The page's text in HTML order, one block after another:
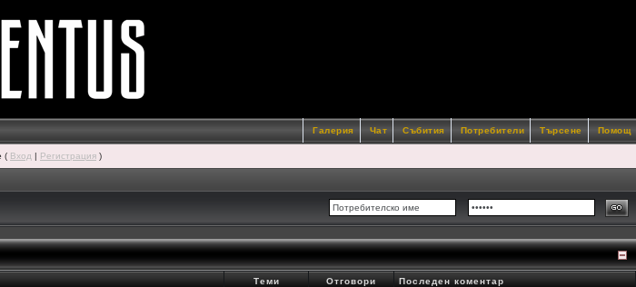
Помощ
Търсене
Потребители
Събития
Чат
Галерия
( Вход | Регистрация )
Теми Отговори Последен коментар